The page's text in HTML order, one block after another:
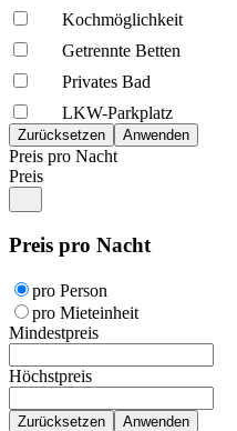
Kochmöglich­keit
Getrennte Betten
Privates Bad
LKW-Parkplatz
Preis pro Nacht
Preis
Preis pro Nacht
pro Person
pro Mieteinheit
Mindestpreis
Höchstpreis